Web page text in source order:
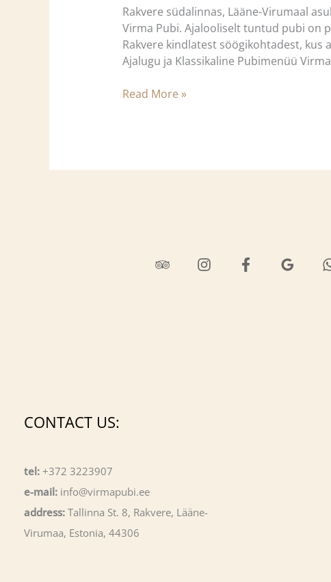
Rakvere südalinnas, Lääne-Virumaal
Virma Pubi. Ajalooliselt tuntud pubi on
Rakvere kindlatest söögikohtadest,
Ajalugu ja Klassikaline Pubimenüü
Read More »
CONTACT US:
tel: +372 3223907
e-mail: info@virmapubi.ee
address: Tallinna St. 8, Rakvere, Lääne-
Virumaa, Estonia, 44306